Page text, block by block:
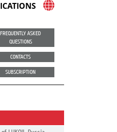
FREQUENTLY ASKED
QUESTIONS
CONTACTS
SUBSCRIPTION